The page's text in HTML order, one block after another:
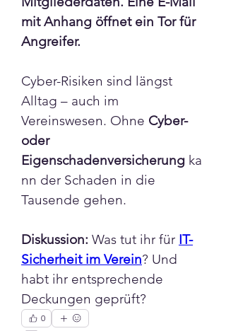
mit Anhang öffnet ein Tor für
Angreifer.
Cyber-Risiken sind längst
Alltag – auch im
Vereinswesen. Ohne Cyber-
oder
Eigenschadenversicherung ka
nn der Schaden in die
Tausende gehen.
Diskussion: Was tut ihr für IT-
Sicherheit im Verein? Und
habt ihr entsprechende
Deckungen geprüft?
0